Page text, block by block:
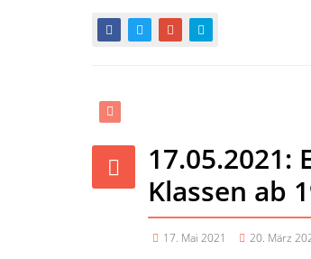
Klassen ab
17. Mai 2021 20. März